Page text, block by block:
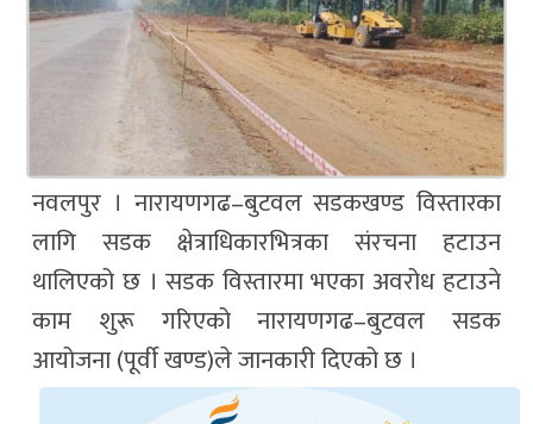
नवलपुर । नारायणगढ–बुटवल सडकखण्ड विस्तारका
लागि सडक क्षेत्राधिकारभित्रका संरचना हटाउन
थालिएको छ । सडक विस्तारमा भएका अवरोध हटाउने
काम शुरू गरिएको नारायणगढ–बुटवल सडक
आयोजना (पूर्वी खण्ड)ले जानकारी दिएको छ ।